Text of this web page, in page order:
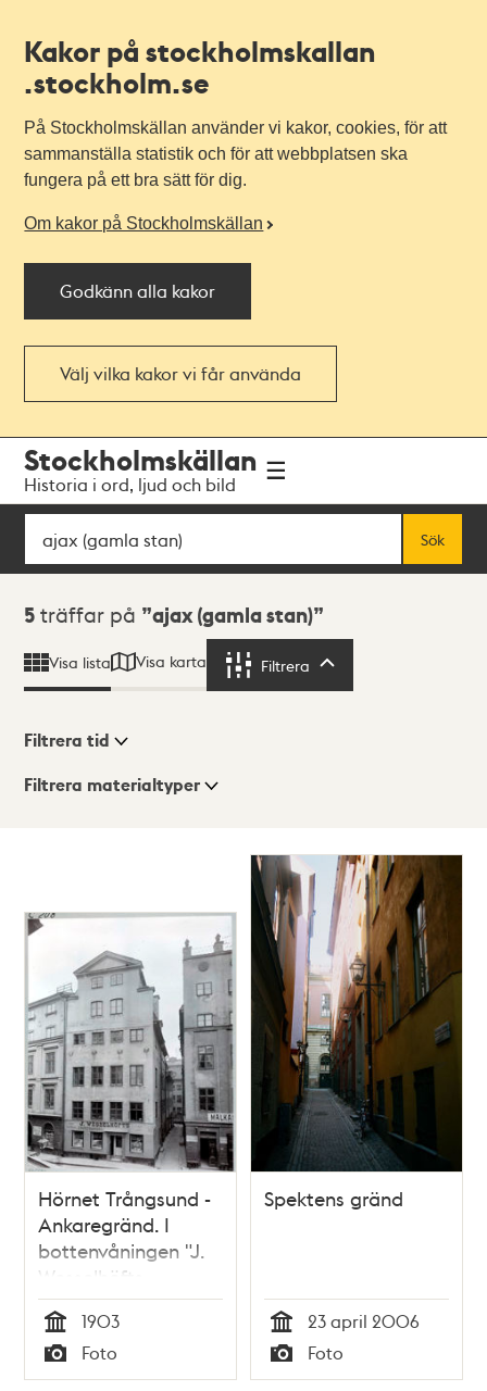
Kakor på stockholmskallan
.stockholm.se
På Stockholmskällan använder vi kakor, cookies, för att
sammanställa statistik och för att webbplatsen ska
fungera på ett bra sätt för dig.
Om kakor på Stockholmskällan
Godkänn alla kakor
Välj vilka kakor vi får använda
navigationen
huvudinnehållet
Stockholmskällan
Historia i ord, ljud och bild
Sök
Sök
Sökresultat
5 träffar på ajax (gamla stan)
Visa lista Visa karta Filtrera
Visningsläge
Filtrera tid
Filtrera materialtyper
Hörnet Trångsund -
Ankaregränd. I
bottenvåningen "J.
Wesselhöfts
frukthandel"
Tid
1903
Typ
Foto
Spektens gränd
Tid
23 april 2006
Typ
Foto